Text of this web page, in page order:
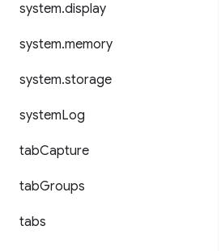
system.display
system.memory
system.storage
systemLog
tabCapture
tabGroups
tabs